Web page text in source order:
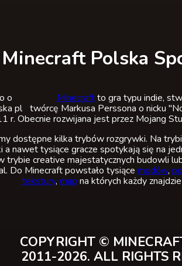
Minecraft Polska
Minecraftto gra typu indie,
twórcę Markusa Perssona o nicku
r. Obecnie rozwijana jest przez Mojang
dostępne kilka trybów rozgrywki. Na
a nawet tysiące gracze spotykają się na
trybie creative majestatycznych budowli
Do Minecraft powstało tysiące modów,
tekstury, map na których każdy
COPYRIGHT ©
2011-2026. ALL RIGHTS